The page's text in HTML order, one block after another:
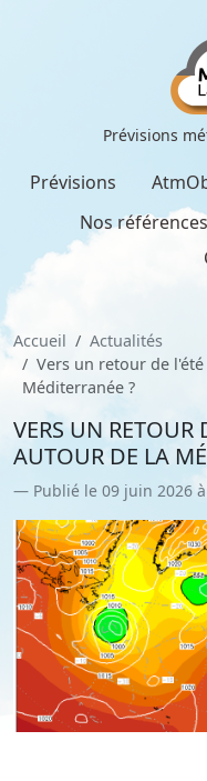
Prévisions
Prévisions
Nos références
Accueil
Actualités
Vers un retour de
Méditerranée ?
VERS UN RETOUR
AUTOUR DE LA
Publié le 09 juin 2026